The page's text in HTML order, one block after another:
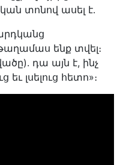
տոնով ասել է․
ենք տվել։
դա այն է, ինչ
եւ լսելուց հետո»։